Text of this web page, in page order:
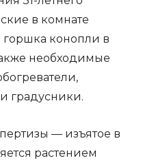
в комнате
конопли в
необходимые
градусники.
— изъятое в
растением